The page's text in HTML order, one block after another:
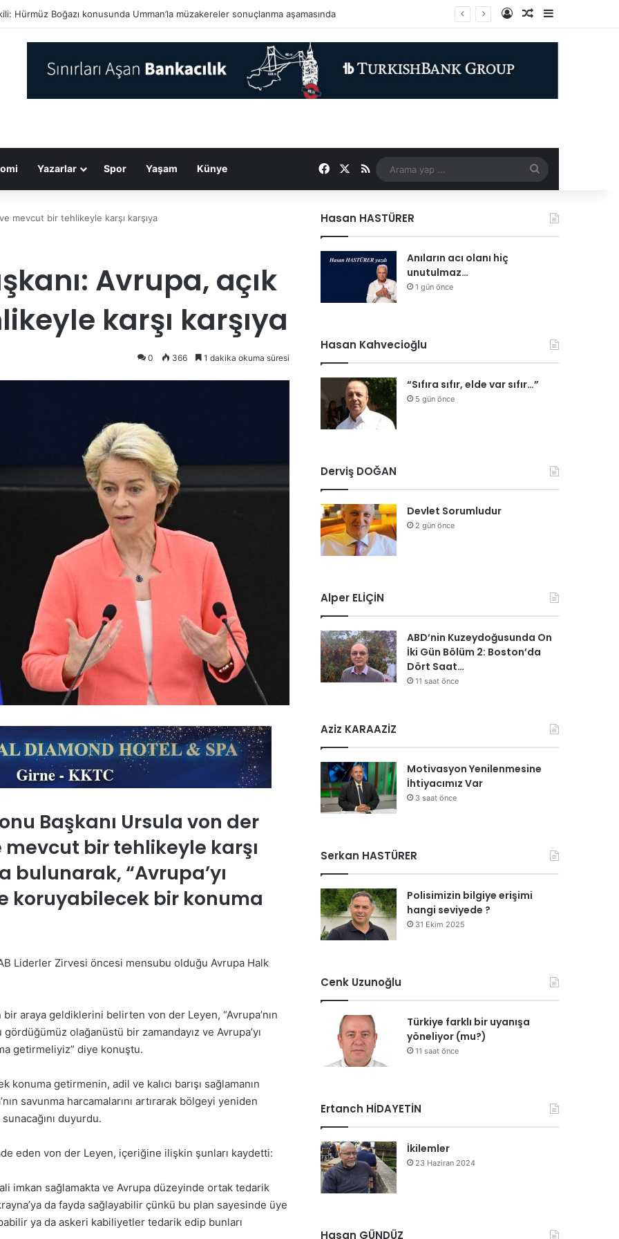
Biden’ın kanserinin yayıldığı açıklandı Kayıt OlRastgele Makale
Yazarlar Spor Yaşam Künye FacebookRSS
yap
mevcut bir tehlikeyle karşı karşıya
Avrupa, açık
karşı karşıya
0 366 1 dakika okuma süresi
Başkanı Ursula von der
mevcut bir tehlikeyle karşı
bulunarak, “Avrupa’yı
koruyabilecek bir konuma
Liderler Zirvesi öncesi mensubu olduğu Avrupa Halk
araya geldiklerini belirten von der Leyen, “Avrupa’nın
olağanüstü bir zamandayız ve Avrupa’yı
getirmeliyiz” diye konuştu.
getirmenin, adil ve kalıcı barışı sağlamanın
savunma harcamalarını artırarak bölgeyi yeniden
duyurdu.
eden von der Leyen, içeriğine ilişkin şunları kaydetti:
imkan sağlamakta ve Avrupa düzeyinde ortak tedarik
da fayda sağlayabilir çünkü bu plan sayesinde üye
ya da askeri kabiliyetler tedarik edip bunları
Hasan HASTÜRER
Anıların acı olanı hiç
unutulmaz…
1 gün önce
Hasan Kahvecioğlu
“Sıfıra sıfır, elde var sıfır…”
5 gün önce
Derviş DOĞAN
Devlet Sorumludur
2 gün önce
Alper ELİÇİN
ABD’nin Kuzeydoğusunda On
İki Gün Bölüm 2: Boston’da
Dört Saat…
11 saat önce
Aziz KARAAZİZ
Motivasyon Yenilenmesine
İhtiyacımız Var
3 saat önce
Serkan HASTÜRER
Polisimizin bilgiye erişimi
hangi seviyede ?
31 Ekim 2025
Cenk Uzunoğlu
Türkiye farklı bir uyanışa
yöneliyor (mu?)
11 saat önce
Ertanch HİDAYETİN
İkilemler
23 Haziran 2024
Hasan GÜNDÜZ